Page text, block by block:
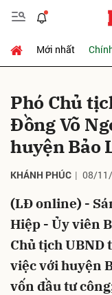
Mới nhất
Phó Chủ
Đồng Võ
huyện Bảo
KHÁNH PHÚC 08/
(LĐ online) -
Hiệp - Ủy viên
Chủ tịch UBND
việc với huyện
vốn đầu tư
Gửi bình luận